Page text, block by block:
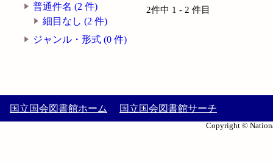
普通件名 (2 件)
細目なし (2 件)
ジャンル・形式 (0 件)
2件中 1 - 2 件目
国立国会図書館ホーム 国立国会図書館サーチ
Copyright ©